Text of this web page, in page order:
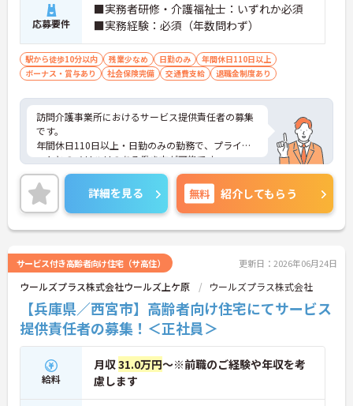
応募要件
■実務者研修・介護福祉士：いずれか必須
■実務経験：必須（年数問わず）
駅から徒歩10分以内 残業少なめ 日勤のみ
年間休日110日以上
ボーナス・賞与あり
社会保険完備 交通費支給 退職金制度あり
訪問介護事業所におけるサービス提供責任者の募集
です。
年間休日110日以上・日勤のみの勤務で、プライベ
ートとのメリハリのある働き方が可能です。
また、福利厚生が充実しています。働きやすい環境
が整っており、安心して長くご勤務いただけます◎
ご興味のある方には、面接対策ポイントなど、さら
に詳細をご案内しますのでお気軽にご相談くださ
い！
詳細を見る 無料 紹介してもらう
サービス付き高齢者向け住宅（サ高住） 更新日：2026年06月24日
ウールズプラス株式会社ウールズ上ケ原 ウールズプラス株式会社
【兵庫県／西宮市】高齢者向け住宅にてサービス
提供責任者の募集！＜正社員＞
給料
月収31.0万円～※前職のご経験や年収を考
慮します